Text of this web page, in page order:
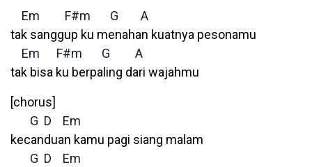
Em F#m G
A
tak sanggup ku menahan kuatnya pesonamu
Em
F#m G
A
tak bisa ku berpaling dari wajahmu
[chorus]
G D
Em
kecanduan kamu pagi siang malam
G D
Em